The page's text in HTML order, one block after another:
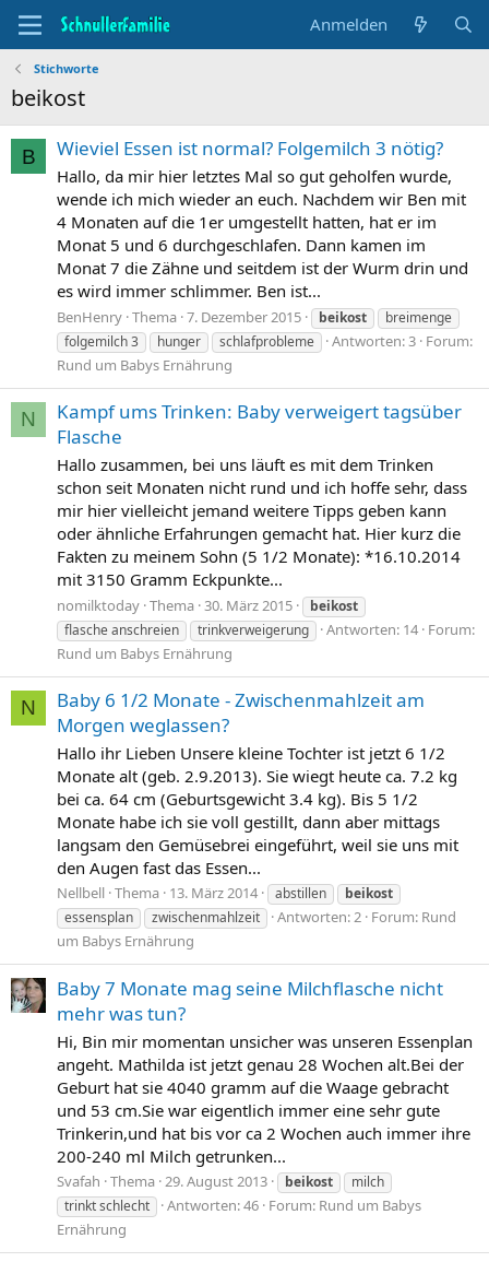
Anmelden
Stichworte
beikost
B Wieviel Essen ist normal? Folgemilch 3 nötig?
Hallo, da mir hier letztes Mal so gut geholfen wurde,
wende ich mich wieder an euch. Nachdem wir Ben mit
4 Monaten auf die 1er umgestellt hatten, hat er im
Monat 5 und 6 durchgeschlafen. Dann kamen im
Monat 7 die Zähne und seitdem ist der Wurm drin und
es wird immer schlimmer. Ben ist...
BenHenry Thema 7. Dezember 2015 beikost
breimenge
folgemilch 3
hunger schlafprobleme Antworten: 3 Forum:
Rund um Babys Ernährung
N
Kampf ums Trinken: Baby verweigert tagsüber
Flasche
Hallo zusammen, bei uns läuft es mit dem Trinken
schon seit Monaten nicht rund und ich hoffe sehr, dass
mir hier vielleicht jemand weitere Tipps geben kann
oder ähnliche Erfahrungen gemacht hat. Hier kurz die
Fakten zu meinem Sohn (5 1/2 Monate): *16.10.2014
mit 3150 Gramm Eckpunkte...
nomilktoday Thema 30. März 2015
beikost
flasche anschreien
trinkverweigerung Antworten: 14 Forum:
Rund um Babys Ernährung
N
Baby 6 1/2 Monate - Zwischenmahlzeit am
Morgen weglassen?
Hallo ihr Lieben Unsere kleine Tochter ist jetzt 6 1/2
Monate alt (geb. 2.9.2013). Sie wiegt heute ca. 7.2 kg
bei ca. 64 cm (Geburtsgewicht 3.4 kg). Bis 5 1/2
Monate habe ich sie voll gestillt, dann aber mittags
langsam den Gemüsebrei eingeführt, weil sie uns mit
den Augen fast das Essen...
Nellbell Thema 13. März 2014 abstillen
beikost
essensplan
zwischenmahlzeit Antworten: 2 Forum: Rund
um Babys Ernährung
Baby 7 Monate mag seine Milchflasche nicht
mehr was tun?
Hi, Bin mir momentan unsicher was unseren Essenplan
angeht. Mathilda ist jetzt genau 28 Wochen alt.Bei der
Geburt hat sie 4040 gramm auf die Waage gebracht
und 53 cm.Sie war eigentlich immer eine sehr gute
Trinkerin,und hat bis vor ca 2 Wochen auch immer ihre
200-240 ml Milch getrunken...
Svafah Thema 29. August 2013 beikost
milch
trinkt schlecht
Antworten: 46 Forum: Rund um Babys
Ernährung